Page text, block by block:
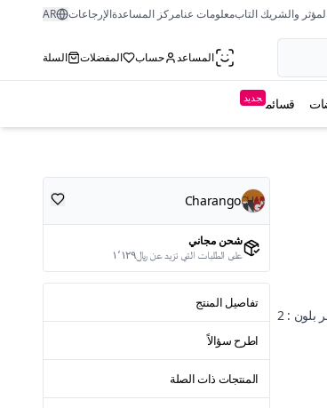
والشريك التابمعلومات عنامركز المساعدةالإرجاعات AR
المساعد حساب المفضلات السلة
قسائم جديد
بلون : 2
Charango
شحن مجاني
على الطلبات التي تزيد عن ﷼١٬١٢٩
تفاصيل المنتج
اطرح سؤالاً
المنتجات ذات الصلة